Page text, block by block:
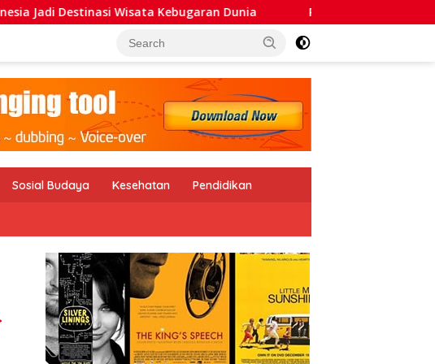
Kebugaran Dunia Relly Reagen Ajak Daerah Kembangkan
Sosial Budaya Kesehatan Pendidikan